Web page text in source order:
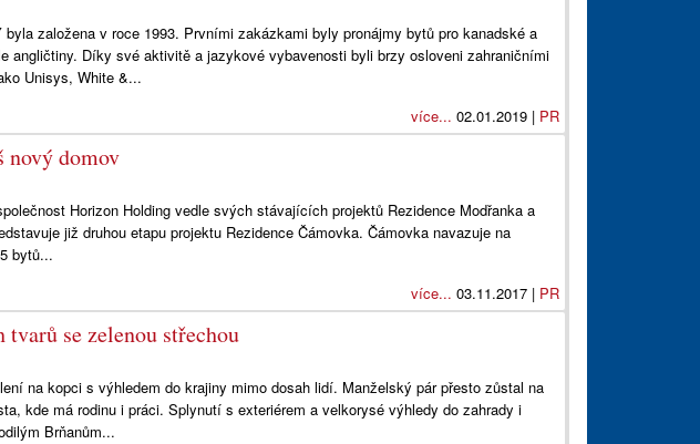
byla založena v roce 1993. Prvními zakázkami byly pronájmy bytů pro kanadské a
angličtiny. Díky své aktivitě a jazykové vybavenosti byli brzy osloveni zahraničními
Unisys, White &...
více... 02.01.2019 | PR
nový domov
Horizon Holding vedle svých stávajících projektů Rezidence Modřanka a
již druhou etapu projektu Rezidence Čámovka. Čámovka navazuje na
bytů...
více... 03.11.2017 | PR
se zelenou střechou
na kopci s výhledem do krajiny mimo dosah lidí. Manželský pár přesto zůstal na
kde má rodinu i práci. Splynutí s exteriérem a velkorysé výhledy do zahrady i
Brňanům...